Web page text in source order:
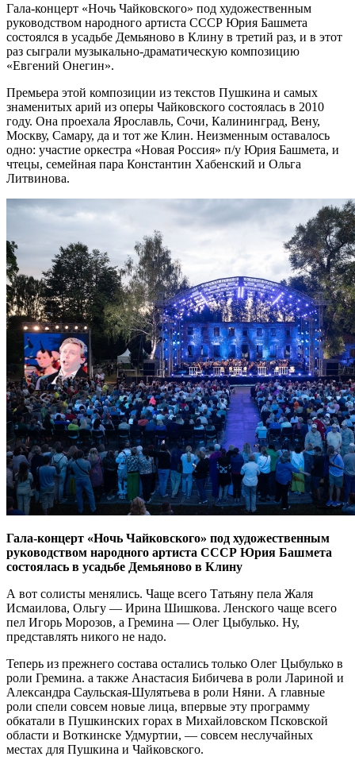
Гала-концерт «Ночь Чайковского» под художественным
руководством народного артиста СССР Юрия Башмета
состоялся в усадьбе Демьяново в Клину в третий раз, и в этот
раз сыграли музыкально-драматическую композицию
«Евгений Онегин».
Премьера этой композиции из текстов Пушкина и самых
знаменитых арий из оперы Чайковского состоялась в 2010
году. Она проехала Ярославль, Сочи, Калининград, Вену,
Москву, Самару, да и тот же Клин. Неизменным оставалось
одно: участие оркестра «Новая Россия» п/у Юрия Башмета, и
чтецы, семейная пара Константин Хабенский и Ольга
Литвинова.
Гала-концерт «Ночь Чайковского» под художественным
руководством народного артиста СССР Юрия Башмета
состоялась в усадьбе Демьяново в Клину
А вот солисты менялись. Чаще всего Татьяну пела Жаля
Исмаилова, Ольгу — Ирина Шишкова. Ленского чаще всего
пел Игорь Морозов, а Гремина — Олег Цыбулько. Ну,
представлять никого не надо.
Теперь из прежнего состава остались только Олег Цыбулько в
роли Гремина. а также Анастасия Бибичева в роли Лариной и
Александра Саульская-Шулятьева в роли Няни. А главные
роли спели совсем новые лица, впервые эту программу
обкатали в Пушкинских горах в Михайловском Псковской
области и Воткинске Удмуртии, — совсем неслучайных
местах для Пушкина и Чайковского.